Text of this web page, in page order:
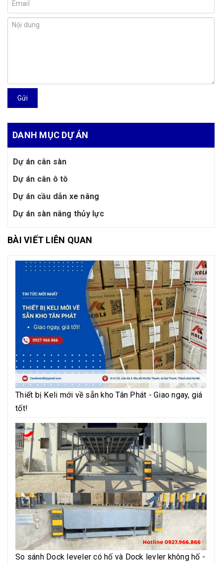
Gửi
DANH MỤC DỰ ÁN
Dự án cân sàn
Dự án cân ô tô
Dự án cầu dẫn xe nâng
Dự án sàn nâng thủy lực
BÀI VIẾT LIÊN QUAN
Thiết bị Keli mới về sẵn kho Tân Phát - Giao ngay, giá
tốt!
So sánh Dock leveler có hố và Dock levler không hố -